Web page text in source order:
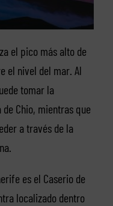
el pico más alto de
el nivel del mar. Al
tomar la
Chio, mientras que
a través de la
es el Caserio de
localizado dentro